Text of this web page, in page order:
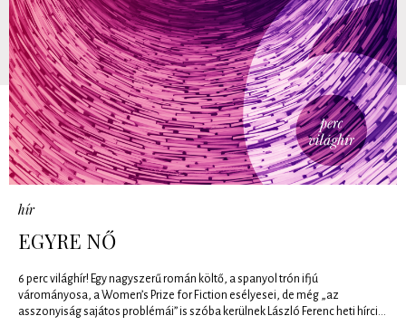
hír
EGYRE NŐ
6 perc világhír! Egy nagyszerű román költő, a spanyol trón ifjú
várományosa, a Women’s Prize for Fiction esélyesei, de még „az
asszonyiság sajátos problémái” is szóba kerülnek László Ferenc heti hírci...